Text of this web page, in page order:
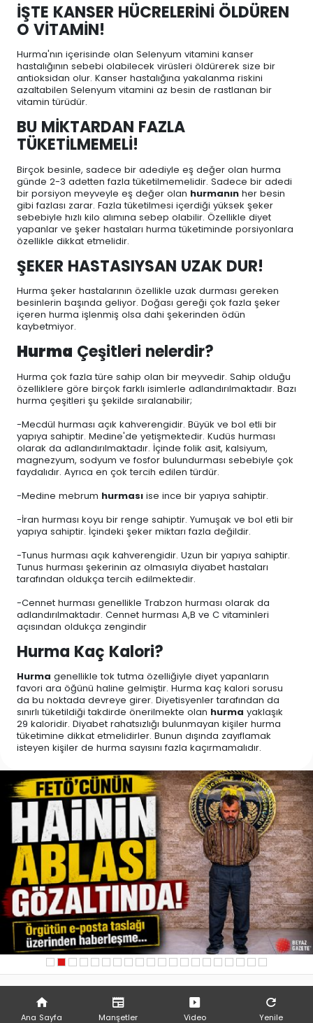
İŞTE KANSER HÜCRELERİNİ ÖLDÜREN
O VİTAMİN!
Hurma'nın içerisinde olan Selenyum vitamini kanser
hastalığının sebebi olabilecek virüsleri öldürerek size bir
antioksidan olur. Kanser hastalığına yakalanma riskini
azaltabilen Selenyum vitamini az besin de rastlanan bir
vitamin türüdür.
BU MİKTARDAN FAZLA
TÜKETİLMEMELİ!
Birçok besinle, sadece bir adediyle eş değer olan hurma
günde 2-3 adetten fazla tüketilmemelidir. Sadece bir adedi
bir porsiyon meyveyle eş değer olan hurmanın her besin
gibi fazlası zarar. Fazla tüketilmesi içerdiği yüksek şeker
sebebiyle hızlı kilo alımına sebep olabilir. Özellikle diyet
yapanlar ve şeker hastaları hurma tüketiminde porsiyonlara
özellikle dikkat etmelidir.
ŞEKER HASTASIYSAN UZAK DUR!
Hurma şeker hastalarının özellikle uzak durması gereken
besinlerin başında geliyor. Doğası gereği çok fazla şeker
içeren hurma işlenmiş olsa dahi şekerinden ödün
kaybetmiyor.
Hurma Çeşitleri nelerdir?
Hurma çok fazla türe sahip olan bir meyvedir. Sahip olduğu
özelliklere göre birçok farklı isimlerle adlandırılmaktadır. Bazı
hurma çeşitleri şu şekilde sıralanabilir;
-Mecdül hurması açık kahverengidir. Büyük ve bol etli bir
yapıya sahiptir. Medine'de yetişmektedir. Kudüs hurması
olarak da adlandırılmaktadır. İçinde folik asit, kalsiyum,
magnezyum, sodyum ve fosfor bulundurması sebebiyle çok
faydalıdır. Ayrıca en çok tercih edilen türdür.
-Medine mebrum hurması ise ince bir yapıya sahiptir.
-İran hurması koyu bir renge sahiptir. Yumuşak ve bol etli bir
yapıya sahiptir. İçindeki şeker miktarı fazla değildir.
-Tunus hurması açık kahverengidir. Uzun bir yapıya sahiptir.
Tunus hurması şekerinin az olmasıyla diyabet hastaları
tarafından oldukça tercih edilmektedir.
-Cennet hurması genellikle Trabzon hurması olarak da
adlandırılmaktadır. Cennet hurması A,B ve C vitaminleri
açısından oldukça zengindir
Hurma Kaç Kalori?
Hurma genellikle tok tutma özelliğiyle diyet yapanların
favori ara öğünü haline gelmiştir. Hurma kaç kalori sorusu
da bu noktada devreye girer. Diyetisyenler tarafından da
sınırlı tüketildiği takdirde önerilmekte olan hurma yaklaşık
29 kaloridir. Diyabet rahatsızlığı bulunmayan kişiler hurma
tüketimine dikkat etmelidirler. Bunun dışında zayıflamak
isteyen kişiler de hurma sayısını fazla kaçırmamalıdır.
Ana Sayfa Manşetler Video Yenile